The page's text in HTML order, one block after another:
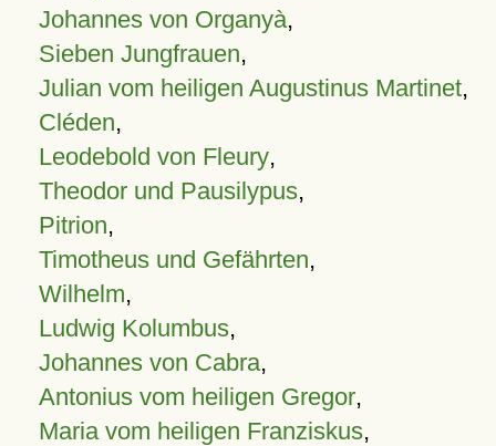
Johannes von Organyà,
Sieben Jungfrauen,
Julian vom heiligen Augustinus Martinet,
Cléden,
Leodebold von Fleury,
Theodor und Pausilypus,
Pitrion,
Timotheus und Gefährten,
Wilhelm,
Ludwig Kolumbus,
Johannes von Cabra,
Antonius vom heiligen Gregor,
Maria vom heiligen Franziskus,